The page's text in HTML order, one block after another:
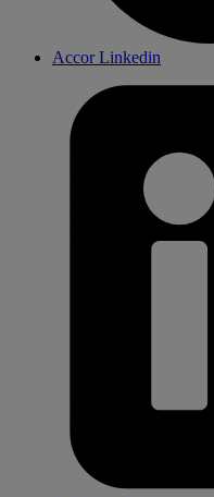
Accor Linkedin